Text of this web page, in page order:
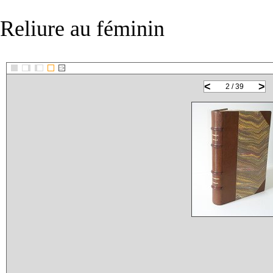
Reliure au féminin
::>
< >
2 / 39